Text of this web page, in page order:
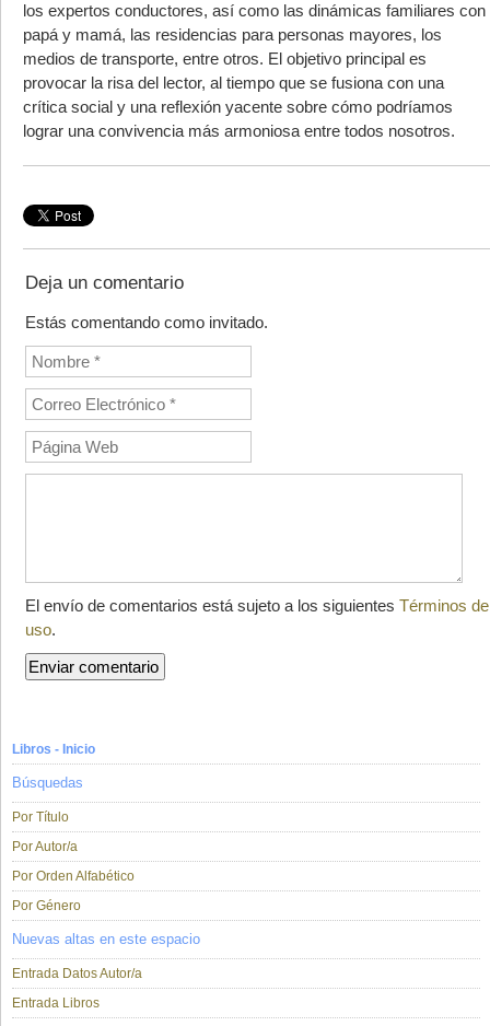
los expertos conductores, así como las dinámicas familiares con
papá y mamá, las residencias para personas mayores, los
medios de transporte, entre otros. El objetivo principal es
provocar la risa del lector, al tiempo que se fusiona con una
crítica social y una reflexión yacente sobre cómo podríamos
lograr una convivencia más armoniosa entre todos nosotros.
Deja un comentario
Estás comentando como invitado.
El envío de comentarios está sujeto a los siguientes Términos de
uso.
Libros - Inicio
Búsquedas
Por Título
Por Autor/a
Por Orden Alfabético
Por Género
Nuevas altas en este espacio
Entrada Datos Autor/a
Entrada Libros